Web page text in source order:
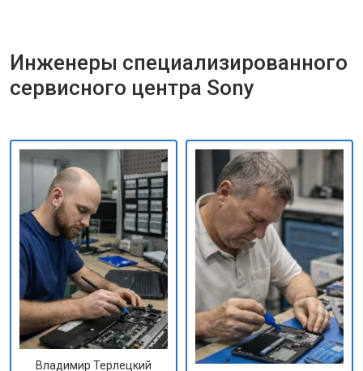
Инженеры специализированного
сервисного центра Sony
Владимир Терлецкий